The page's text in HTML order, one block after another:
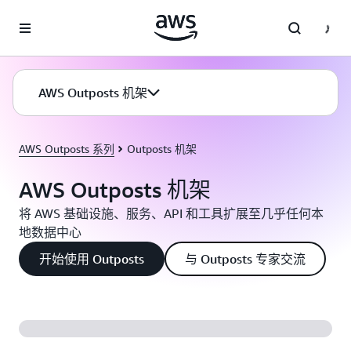
AWS Outposts 机架
AWS Outposts 系列 Outposts 机架
AWS Outposts 机架
将 AWS 基础设施、服务、API 和工具扩展至几乎任何本
地数据中心
开始使用 Outposts
与 Outposts 专家交流